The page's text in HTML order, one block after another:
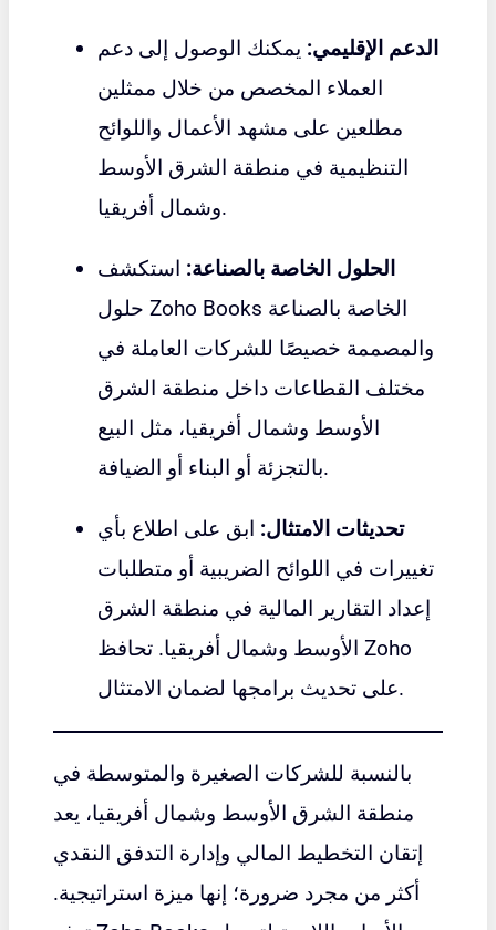
الدعم الإقليمي: يمكنك الوصول إلى دعم
العملاء المخصص من خلال ممثلين
مطلعين على مشهد الأعمال واللوائح
التنظيمية في منطقة الشرق الأوسط
وشمال أفريقيا.
الحلول الخاصة بالصناعة: استكشف
حلول Zoho Books الخاصة بالصناعة
والمصممة خصيصًا للشركات العاملة في
مختلف القطاعات داخل منطقة الشرق
الأوسط وشمال أفريقيا، مثل البيع
بالتجزئة أو البناء أو الضيافة.
تحديثات الامتثال: ابق على اطلاع بأي
تغييرات في اللوائح الضريبية أو متطلبات
إعداد التقارير المالية في منطقة الشرق
الأوسط وشمال أفريقيا. تحافظ Zoho
على تحديث برامجها لضمان الامتثال.
بالنسبة للشركات الصغيرة والمتوسطة في
منطقة الشرق الأوسط وشمال أفريقيا، يعد
إتقان التخطيط المالي وإدارة التدفق النقدي
أكثر من مجرد ضرورة؛ إنها ميزة استراتيجية.